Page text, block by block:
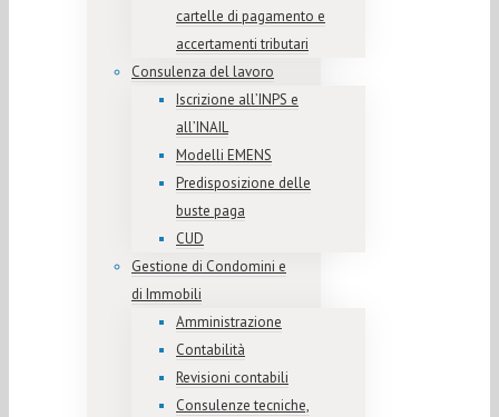
cartelle di pagamento e
accertamenti tributari
Consulenza del lavoro
Iscrizione all’INPS e
all’INAIL
Modelli EMENS
Predisposizione delle
buste paga
CUD
Gestione di Condomini e
di Immobili
Amministrazione
Contabilità
Revisioni contabili
Consulenze tecniche,